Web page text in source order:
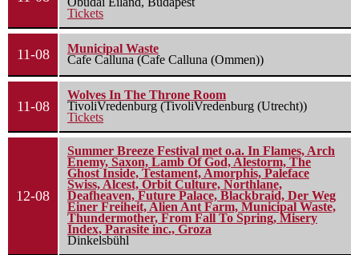
Tickets
11-08
Municipal Waste
Cafe Calluna (Cafe Calluna (Ommen))
11-08
Wolves In The Throne Room
TivoliVredenburg (TivoliVredenburg (Utrecht))
Tickets
12-08
Summer Breeze Festival met o.a. In Flames, Arch
Enemy, Saxon, Lamb Of God, Alestorm, The
Ghost Inside, Testament, Amorphis, Paleface
Swiss, Alcest, Orbit Culture, Northlane,
Deafheaven, Future Palace, Blackbraid, Der Weg
Einer Freiheit, Alien Ant Farm, Municipal Waste,
Thundermother, From Fall To Spring, Misery
Index, Parasite inc., Groza
Dinkelsbühl